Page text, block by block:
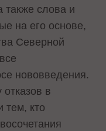
также слова и
на его основе,
Северной
нововведения.
в
тем, кто